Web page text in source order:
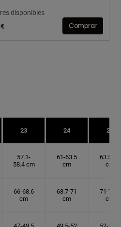
disponibles
Comprar
23 24 25
57.1-
58.4 cm
61-63.5
cm
63.5-66
cm
66-68.6
cm
68.7-71
cm
71-73.6
cm